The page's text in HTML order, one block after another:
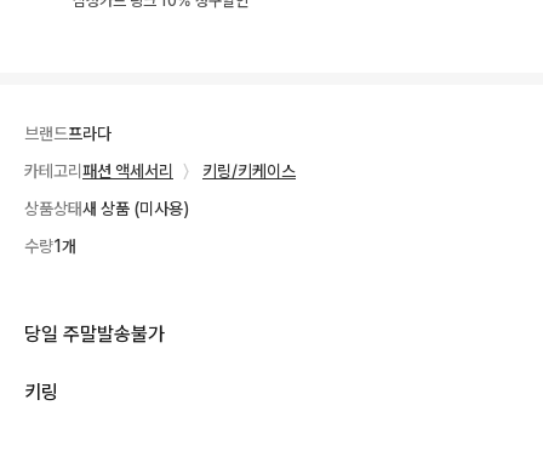
브랜드프라다
카테고리 패션 액세서리 〉
키링/키케이스
상품상태새 상품 (미사용)
수량1개
당일 주말발송불가
키링